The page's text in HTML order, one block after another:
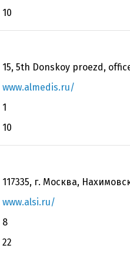
10
15, 5th Donskoy proezd,
www.almedis.ru/
1
10
117335, г. Москва,
www.alsi.ru/
8
22